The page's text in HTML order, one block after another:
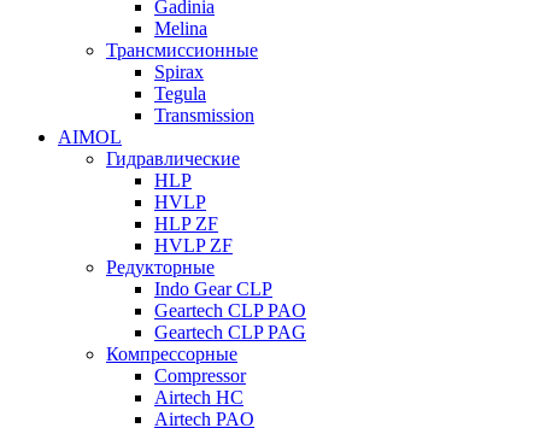
Gadinia
Melina
Трансмиссионные
Spirax
Tegula
Transmission
AIMOL
Гидравлические
HLP
HVLP
HLP ZF
HVLP ZF
Редукторные
Indo Gear CLP
Geartech CLP PAO
Geartech CLP PAG
Компрессорные
Compressor
Airtech HC
Airtech PAO